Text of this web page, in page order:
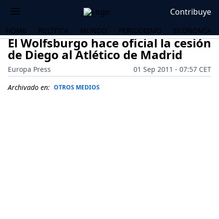
Contribuye
HOME POLÍTICA MUNDO PERIODISMO ECONOMÍA
El Wolfsburgo hace oficial la cesión
de Diego al Atlético de Madrid
Europa Press
01 Sep 2011 - 07:57 CET
Archivado en: OTROS MEDIOS